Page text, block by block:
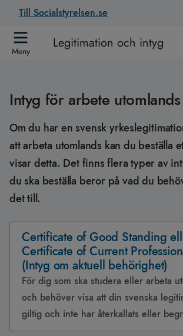
Till Socialstyrelsen.se
Meny Legitimation och intyg
Intyg för arbete utomlands
Om du har en svensk
att arbeta utomlands kan du beställa
visar detta. Det finns flera typer av
du ska beställa beror på vad du
det till.
Certificate of Good Standing
Certificate of Current
(Intyg om aktuell behörighet)
För dig som ska studera eller arbeta
och behöver visa att din svenska
giltig och inte har återkallats eller